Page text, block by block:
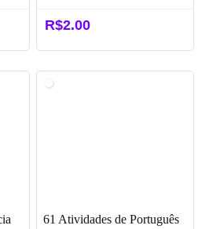
R$2.00
61 Atividades de Português